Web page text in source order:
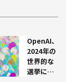
OpenAI、
2024年の
世界的な
選挙に向